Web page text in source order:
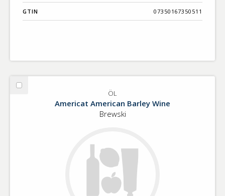
GTIN 07350167350511
Välj
ÖL
Americat American Barley Wine
Brewski